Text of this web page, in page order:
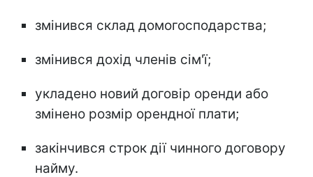
змінився склад домогосподарства;
змінився дохід членів сім'ї;
укладено новий договір оренди або
змінено розмір орендної плати;
закінчився строк дії чинного договору
найму.